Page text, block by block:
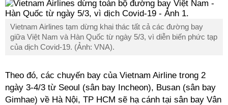
Vietnam Airlines tạm dừng khai thác tất cả các đường bay
giữa Việt Nam và Hàn Quốc từ ngày 5/3, vì diễn biến phức tạp
của dịch Covid-19. (Ảnh: VNA).
Theo đó, các chuyến bay của Vietnam Airline trong 2
ngày 3-4/3 từ Seoul (sân bay Incheon), Busan (sân bay
Gimhae) về Hà Nội, TP HCM sẽ hạ cánh tại sân bay Vân